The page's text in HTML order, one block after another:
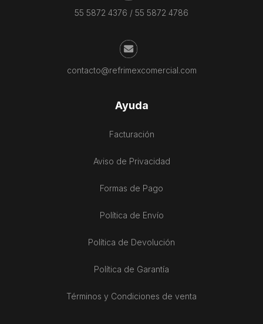
55 5872 4376 / 55 5872 4786
contacto@refrimexcomercial.com
Ayuda
Facturación
Aviso de Privacidad
Formas de Pago
Política de Envío
Política de Devolución
Política de Garantía
Términos y Condiciones de venta